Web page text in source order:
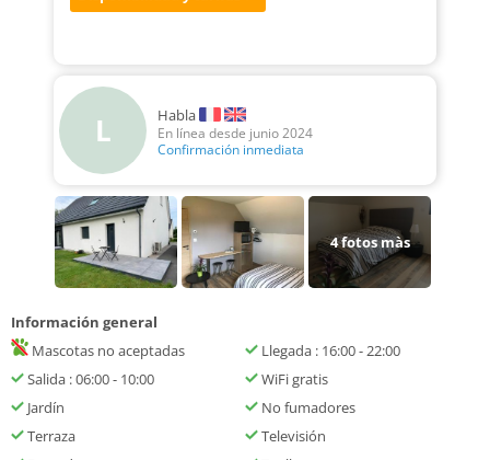
L Habla
En línea desde junio 2024
Confirmación inmediata
4fotos màs
Información general
Mascotas no aceptadas
Llegada : 16:00 - 22:00
Salida : 06:00 - 10:00
WiFi gratis
Jardín
No fumadores
Terraza
Televisión